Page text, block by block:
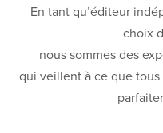
En tant qu’éditeur
choix
nous sommes des
qui veillent à ce que